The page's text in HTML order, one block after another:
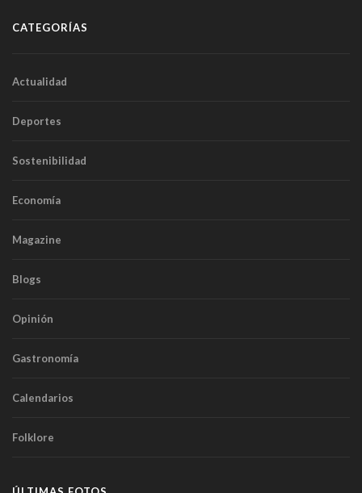
CATEGORÍAS
Actualidad
Deportes
Sostenibilidad
Economía
Magazine
Blogs
Opinión
Gastronomía
Calendarios
Folklore